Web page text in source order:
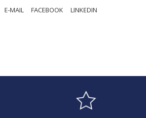
E-MAIL FACEBOOK LINKEDIN